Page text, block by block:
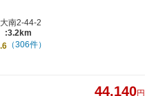
南2-44-2
:3.2km
（306件）
44,140円